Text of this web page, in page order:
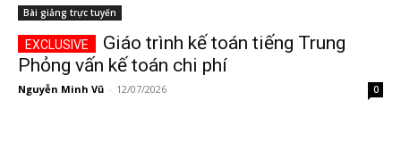
Bài giảng trực tuyến
Giáo trình kế toán tiếng Trung
Phỏng vấn kế toán chi phí
Nguyễn Minh Vũ - 12/07/2026 0